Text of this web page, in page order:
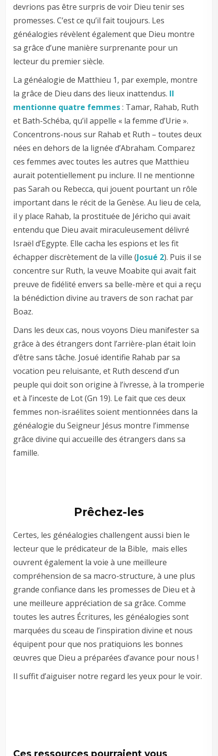
devrions pas être surpris de voir Dieu tenir ses
promesses. C’est ce qu’il fait toujours. Les
généalogies révèlent également que Dieu montre
sa grâce d’une manière surprenante pour un
lecteur du premier siècle.
La généalogie de Matthieu 1, par exemple, montre
la grâce de Dieu dans des lieux inattendus. Il
mentionne quatre femmes: Tamar, Rahab, Ruth
et Bath-Schéba, qu’il appelle « la femme d’Urie ».
Concentrons-nous sur Rahab et Ruth – toutes deux
nées en dehors de la lignée d’Abraham. Comparez
ces femmes avec toutes les autres que Matthieu
aurait potentiellement pu inclure. Il ne mentionne
pas Sarah ou Rebecca, qui jouent pourtant un rôle
important dans le récit de la Genèse. Au lieu de cela,
il y place Rahab, la prostituée de Jéricho qui avait
entendu que Dieu avait miraculeusement délivré
Israël d’Egypte. Elle cacha les espions et les fit
échapper discrètement de la ville (Josué 2). Puis il se
concentre sur Ruth, la veuve Moabite qui avait fait
preuve de fidélité envers sa belle-mère et qui a reçu
la bénédiction divine au travers de son rachat par
Boaz.
Dans les deux cas, nous voyons Dieu manifester sa
grâce à des étrangers dont l’arrière-plan était loin
d’être sans tâche. Josué identifie Rahab par sa
vocation peu reluisante, et Ruth descend d’un
peuple qui doit son origine à l’ivresse, à la tromperie
et à l’inceste de Lot (Gn 19). Le fait que ces deux
femmes non-israélites soient mentionnées dans la
généalogie du Seigneur Jésus montre l’immense
grâce divine qui accueille des étrangers dans sa
famille.
Prêchez-les
Certes, les généalogies challengent aussi bien le
lecteur que le prédicateur de la Bible, mais elles
ouvrent également la voie à une meilleure
compréhension de sa macro-structure, à une plus
grande confiance dans les promesses de Dieu et à
une meilleure appréciation de sa grâce. Comme
toutes les autres Écritures, les généalogies sont
marquées du sceau de l’inspiration divine et nous
équipent pour que nos pratiquions les bonnes
œuvres que Dieu a préparées d’avance pour nous !
Il suffit d’aiguiser notre regard les yeux pour le voir.